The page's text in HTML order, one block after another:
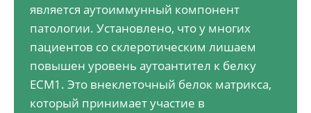
является аутоиммунный компонент
патологии. Установлено, что у многих
пациентов со склеротическим лишаем
повышен уровень аутоантител к белку
ЕСМ1. Это внеклеточный белок матрикса,
который принимает участие в